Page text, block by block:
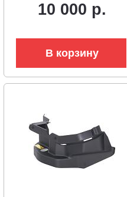
на садовые трактора
10 000 р.
В корзину